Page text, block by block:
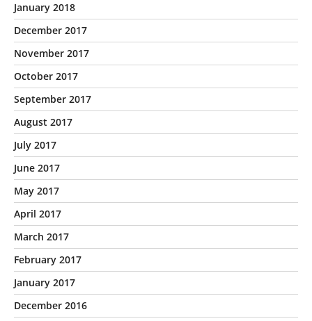
January 2018
December 2017
November 2017
October 2017
September 2017
August 2017
July 2017
June 2017
May 2017
April 2017
March 2017
February 2017
January 2017
December 2016